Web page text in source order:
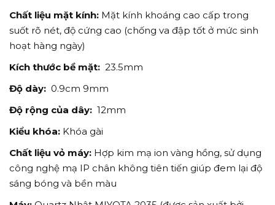
Chất liệu mặt kính: Mặt kính khoáng cao cấp trong
suốt rõ nét, độ cứng cao (chống va đập tốt ở mức sinh
hoạt hàng ngày)
Kích thước bề mặt: 23.5mm
Độ dày: 0.9cm 9mm
Độ rộng của dây: 12mm
Kiểu khóa: Khóa gài
Chất liệu vỏ máy: Hợp kim mạ ion vàng hồng, sử dụng
công nghệ mạ IP chân không tiên tiến giúp đem lại độ
sáng bóng và bền màu